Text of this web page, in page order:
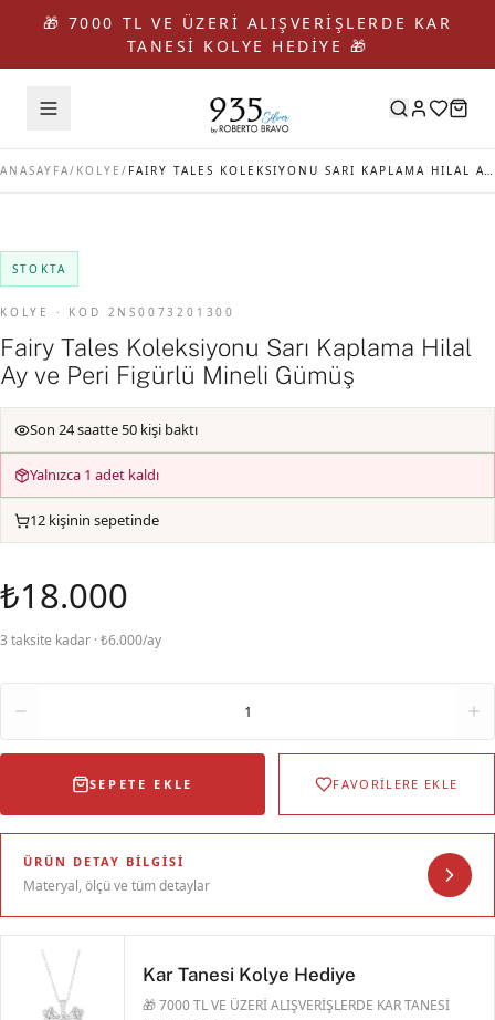
🎁 7000 TL VE ÜZERİ ALIŞVERİŞLERDE KAR
TANESİ KOLYE HEDİYE 🎁
ANASAYFA/ KOLYE / FAIRY TALES KOLEKSIYONU SARI KAPLAMA HILAL AY VE PERI FIGÜRLÜ MINELI GÜMÜŞ
STOKTA
KOLYE · KOD 2NS0073201300
Fairy Tales Koleksiyonu Sarı Kaplama Hilal
Ay ve Peri Figürlü Mineli Gümüş
Son 24 saatte 50 kişi baktı
Yalnızca 1 adet kaldı
12 kişinin sepetinde
₺18.000
3 taksite kadar · ₺6.000/ay
1
SEPETE EKLE FAVORİLERE EKLE
ÜRÜN DETAY BILGISI
Materyal, ölçü ve tüm detaylar
Kar Tanesi Kolye Hediye
🎁 7000 TL VE ÜZERİ ALIŞVERİŞLERDE KAR TANESİ